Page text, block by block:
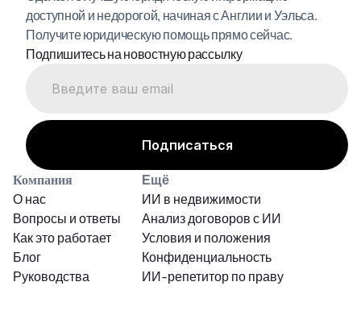
доступной и недорогой, начиная с Англии и Уэльса.
Получите юридическую помощь прямо сейчас.
Подпишитесь на новостную рассылку
Компания
О нас
Вопросы и ответы
Как это работает
Блог
Руководства
Ещё
Условия и положения
Анализ договоров с ИИ
ИИ-репетитор по праву
Конфиденциальность
ИИ в недвижимости